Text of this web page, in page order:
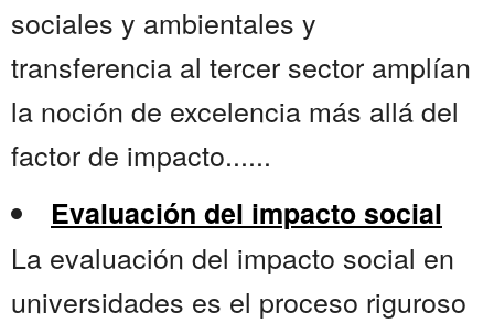
sociales y ambientales y
transferencia al tercer sector amplían
la noción de excelencia más allá del
factor de impacto......
Evaluación del impacto social
La evaluación del impacto social en
universidades es el proceso riguroso